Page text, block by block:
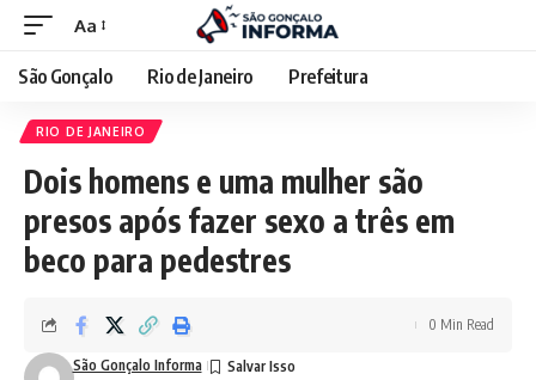
Aa
São Gonçalo Rio de Janeiro Prefeitura
RIO DE JANEIRO
Dois homens e uma mulher são
presos após fazer sexo a três em
beco para pedestres
São Gonçalo Informa
0 Min Read